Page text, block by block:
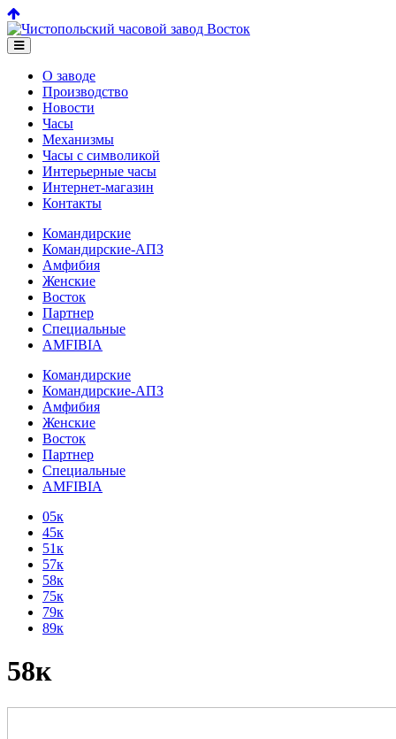
О заводе
Производство
Новости
Часы
Механизмы
Часы с символикой
Интерьерные часы
Интернет-магазин
Контакты
Командирские
Командирские-АПЗ
Амфибия
Женские
Восток
Партнер
Специальные
AMFIBIA
Командирские
Командирские-АПЗ
Амфибия
Женские
Восток
Партнер
Специальные
AMFIBIA
05к
45к
51к
57к
58к
75к
79к
89к
58к